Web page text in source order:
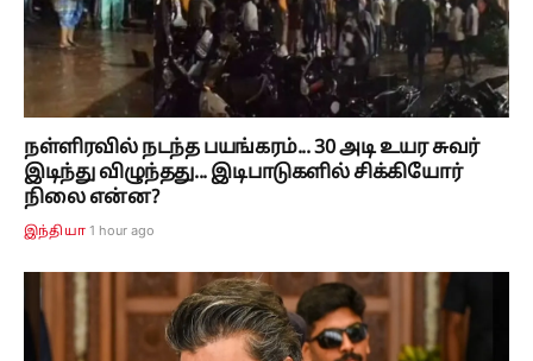
நள்ளிரவில் நடந்த பயங்கரம்... 30 அடி உயர சுவர்
இடிந்து விழுந்தது... இடிபாடுகளில் சிக்கியோர்
நிலை என்ன?
இந்தியா 1 hour ago